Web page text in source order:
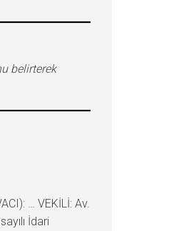
belirterek
… VEKİLİ: Av.
İdari